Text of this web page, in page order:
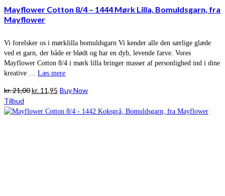
Mayflower Cotton 8/4 – 1444 Mørk Lilla, Bomuldsgarn, fra
Mayflower
Vi forelsker os i mørklilla bomuldsgarn Vi kender alle den særlige glæde
ved et garn, der både er blødt og har en dyb, levende farve. Vores
Mayflower Cotton 8/4 i mørk lilla bringer masser af personlighed ind i dine
kreative … Læs mere
kr.21,00Den
pris
kr. 11,95 Den
pris
Buy Now
Tilbud